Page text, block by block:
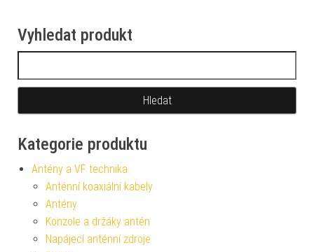
Vyhledat produkt
Kategorie produktu
Antény a VF technika
Anténní koaxiální kabely
Antény
Konzole a držáky antén
Napájecí anténní zdroje